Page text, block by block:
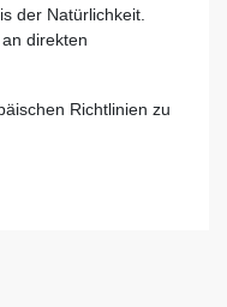
der Natürlichkeit.
direkten
Richtlinien zu